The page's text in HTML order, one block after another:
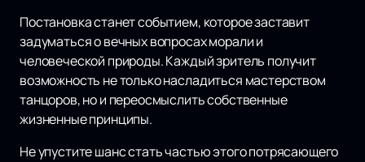
Постановка станет событием, которое заставит
задуматься о вечных вопросах морали и
человеческой природы. Каждый зритель получит
возможность не только насладиться мастерством
танцоров, но и переосмыслить собственные
жизненные принципы.
Не упустите шанс стать частью этого потрясающего